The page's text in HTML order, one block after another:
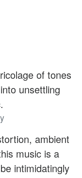
of tones
unsettling
ambient
music is a
intimidatingly